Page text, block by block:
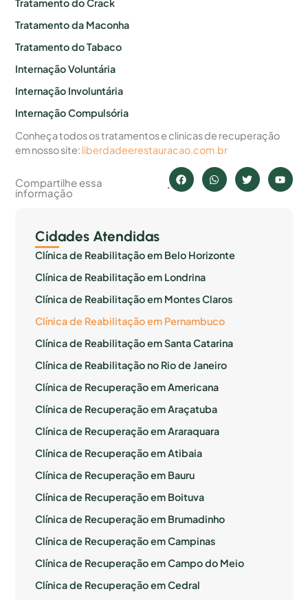
Tratamento do Crack
Tratamento da Maconha
Tratamento do Tabaco
Internação Voluntária
Internação Involuntária
Internação Compulsória
Conheça todos os tratamentos e clinicas de recuperação
em nosso site: liberdadeerestauracao.com.br
Compartilhe essa
informação
Cidades Atendidas
Clínica de Reabilitação em Belo Horizonte
Clínica de Reabilitação em Londrina
Clínica de Reabilitação em Montes Claros
Clínica de Reabilitação em Pernambuco
Clínica de Reabilitação em Santa Catarina
Clínica de Reabilitação no Rio de Janeiro
Clínica de Recuperação em Americana
Clínica de Recuperação em Araçatuba
Clínica de Recuperação em Araraquara
Clínica de Recuperação em Atibaia
Clínica de Recuperação em Bauru
Clínica de Recuperação em Boituva
Clínica de Recuperação em Brumadinho
Clínica de Recuperação em Campinas
Clínica de Recuperação em Campo do Meio
Clínica de Recuperação em Cedral